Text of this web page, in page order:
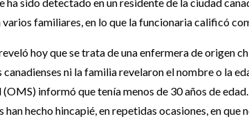
familiares, en lo que la funcionaria calificó
hoy que se trata de una enfermera de origen
ni la familia revelaron el nombre o la
informó que tenía menos de 30 años de edad.
hecho hincapié, en repetidas ocasiones, en que